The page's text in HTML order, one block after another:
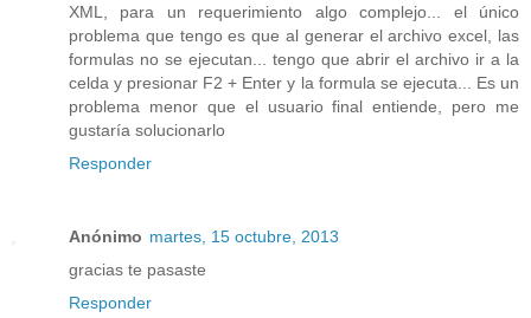
XML, para un requerimiento algo complejo... el único
problema que tengo es que al generar el archivo excel, las
formulas no se ejecutan... tengo que abrir el archivo ir a la
celda y presionar F2 + Enter y la formula se ejecuta... Es un
problema menor que el usuario final entiende, pero me
gustaría solucionarlo
Responder
Anónimo martes, 15 octubre, 2013
gracias te pasaste
Responder